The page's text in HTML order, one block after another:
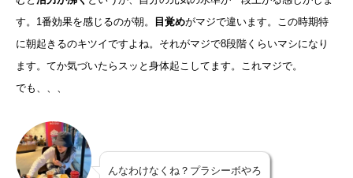
す。1番効果を感じるのが朝。
目覚めがマジで違います。この時期特
に朝起きるのキツイですよね。それがマジで8段階くらいマシになり
ます。てか気づいたらスッと身体起こしてます。これマジで。
でも、、、
んなわけなくね？プラシーボやろ